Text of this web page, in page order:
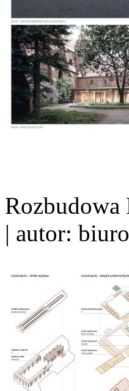
Rozbudowa
| autor: